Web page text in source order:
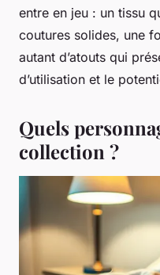
entre en jeu : un tissu
coutures solides, une
autant d’atouts qui
d’utilisation et le
Quels
collection ?